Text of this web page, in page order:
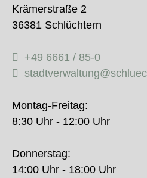
Krämerstraße 2
36381 Schlüchtern
+49 6661 / 85-0
Montag-Freitag:
8:30 Uhr - 12:00 Uhr
Donnerstag:
14:00 Uhr - 18:00 Uhr